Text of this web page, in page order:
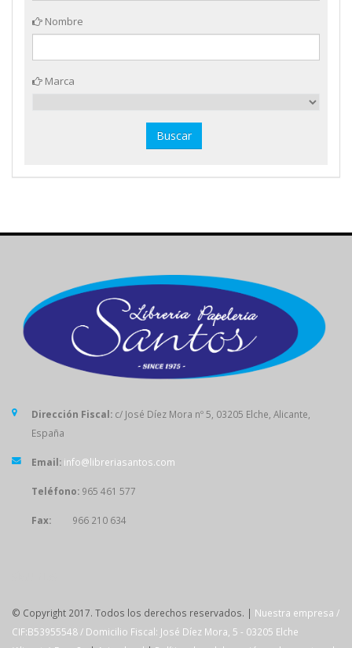
Nombre
Marca
Dirección Fiscal: c/ José Díez Mora nº 5, 03205 Elche, Alicante,
España
Email: info@libreriasantos.com
Teléfono: 965 461 577
Fax: 966 210 634
© Copyright 2017. Todos los derechos reservados. | Nuestra empresa /
CIF:B53955548 / Domicilio Fiscal: José Díez Mora, 5 - 03205 Elche